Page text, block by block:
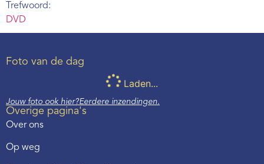
Trefwoord:
DVD
Foto van de dag
Laden...
Jouw foto ook hier?Eerdere inzendingen.
Overige pagina's
Over ons
Op weg